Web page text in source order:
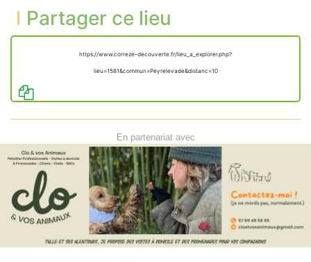
Partager ce lieu
https://www.correze-decouverte.fr/lieu_a_explorer.php?
lieu=1581&commun=Peyrelevade&distanc=10
En partenariat avec